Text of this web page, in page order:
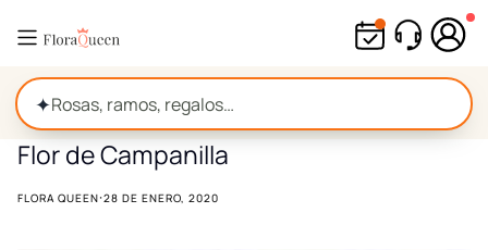
directamente
contenido
✦
Flor de Campanilla
FLORA QUEEN·28 DE ENERO, 2020